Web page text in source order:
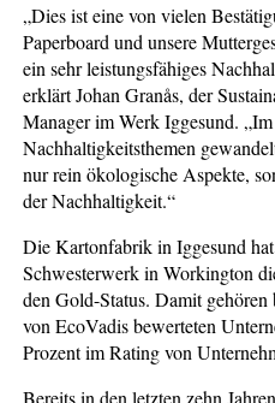
„Dies ist eine von vielen
Paperboard und unsere
ein sehr leistungsfähiges
erklärt Johan Granås, der
Manager im Werk Iggesund.
Nachhaltigkeitsthemen
nur rein ökologische Aspekte,
der Nachhaltigkeit.“
Die Kartonfabrik in Iggesund
Schwesterwerk in Workington
den Gold-Status. Damit
von EcoVadis bewerteten
Prozent im Rating von
Bereits in den letzten zehn